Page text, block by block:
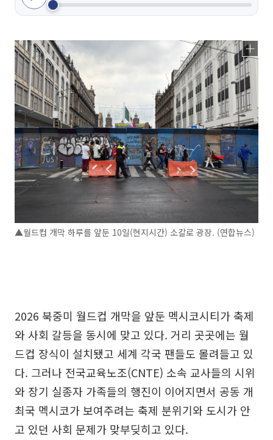
▲월드컵 개막 하루를 앞둔 10일(현지시간) 소칼로 광장. (연합뉴스)
2026 북중미 월드컵 개막을 앞둔 멕시코시티가 축제
와 사회 갈등을 동시에 맞고 있다. 거리 곳곳에는 월
드컵 장식이 설치됐고 세계 각국 팬들도 몰려들고 있
다. 그러나 전국교육노조(CNTE) 소속 교사들의 시위
와 장기 실종자 가족들의 행진이 이어지면서 공동 개
최국 멕시코가 보여주려는 축제 분위기와 도시가 안
고 있던 사회 문제가 맞부딪히고 있다.